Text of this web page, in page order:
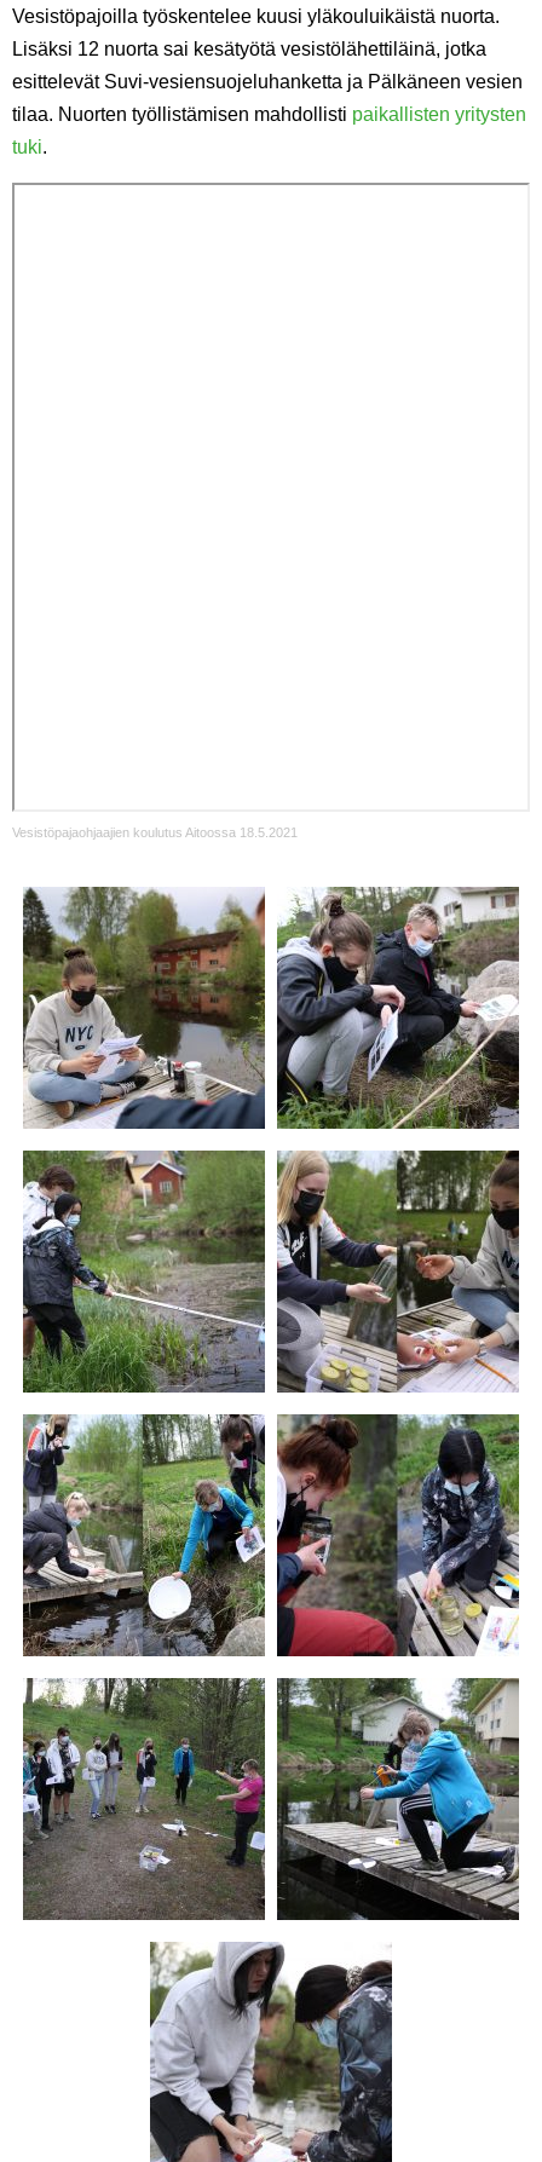
Vesistöpajoilla työskentelee kuusi yläkouluikäistä nuorta.
Lisäksi 12 nuorta sai kesätyötä vesistölähettiläinä, jotka
esittelevät Suvi-vesiensuojeluhanketta ja Pälkäneen vesien
tilaa. Nuorten työllistämisen mahdollisti paikallisten yritysten
tuki.
Vesistöpajaohjaajien koulutus Aitoossa 18.5.2021